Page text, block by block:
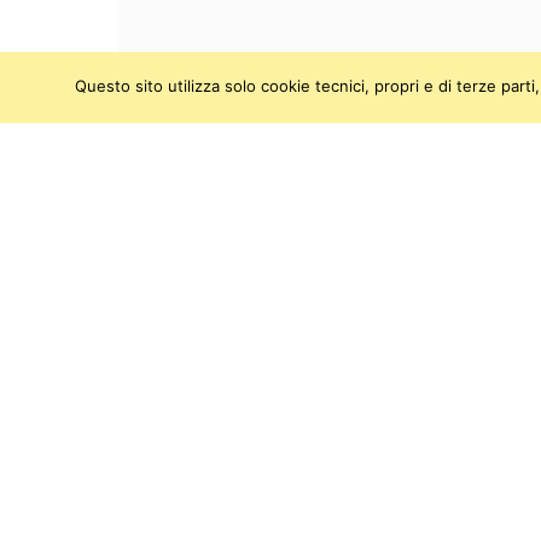
Questo sito utilizza solo cookie tecnici, propri e di terze